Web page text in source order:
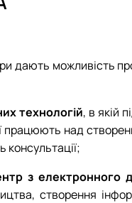
впровадження
дають можливість
технологій, в якій
працюють над
консультації;
з електронного
створення